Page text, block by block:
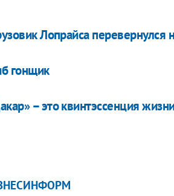
Лопрайса перевернулся
гонщик
– это квинтэссенция